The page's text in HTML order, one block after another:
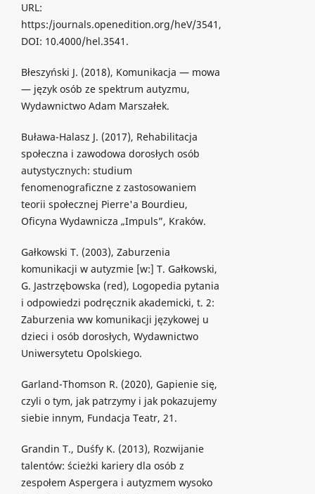
URL:
https:/journals.openedition.org/heV/3541,
DOI: 10.4000/hel.3541.
Błeszyński J. (2018), Komunikacja — mowa
— język osób ze spektrum autyzmu,
Wydawnictwo Adam Marszałek.
Buława-Halasz J. (2017), Rehabilitacja
społeczna i zawodowa dorosłych osób
autystycznych: studium
fenomenograficzne z zastosowaniem
teorii społecznej Pierre'a Bourdieu,
Oficyna Wydawnicza „Impuls”, Kraków.
Gałkowski T. (2003), Zaburzenia
komunikacji w autyzmie [w:] T. Gałkowski,
G. Jastrzębowska (red), Logopedia pytania
i odpowiedzi podręcznik akademicki, t. 2:
Zaburzenia ww komunikacji językowej u
dzieci i osób dorosłych, Wydawnictwo
Uniwersytetu Opolskiego.
Garland-Thomson R. (2020), Gapienie się,
czyli o tym, jak patrzymy i jak pokazujemy
siebie innym, Fundacja Teatr, 21.
Grandin T., Duśfy K. (2013), Rozwijanie
talentów: ścieżki kariery dla osób z
zespołem Aspergera i autyzmem wysoko